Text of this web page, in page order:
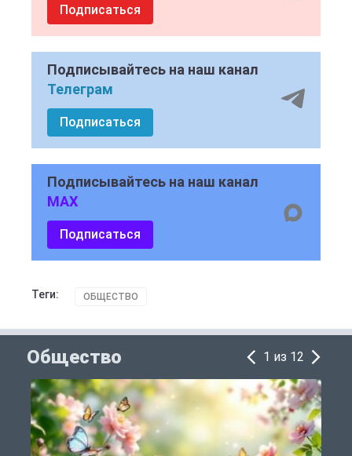
Подписаться
Подписывайтесь на наш канал
Телеграм
Подписаться
Подписывайтесь на наш канал
MAX
Подписаться
Теги: ОБЩЕСТВО
Общество 1 из 12